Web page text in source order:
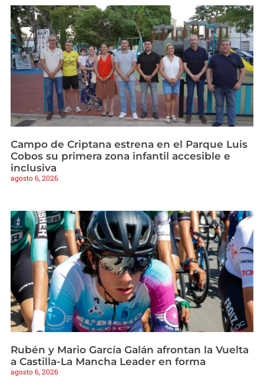
Campo de Criptana estrena en el Parque Luis
Cobos su primera zona infantil accesible e
inclusiva
agosto 6, 2026
Rubén y Mario García Galán afrontan la Vuelta
a Castilla-La Mancha Leader en forma
agosto 6, 2026